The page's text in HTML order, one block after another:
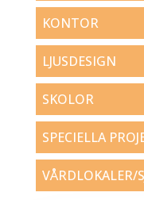
KONTOR
LJUSDESIGN
SKOLOR
SPECIELLA
VÅRDLOKALER/